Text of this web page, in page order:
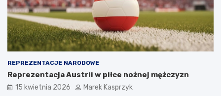
REPREZENTACJE NARODOWE
Reprezentacja Austrii w piłce nożnej mężczyzn
15 kwietnia 2026 Marek Kasprzyk